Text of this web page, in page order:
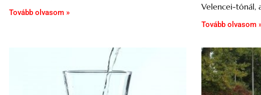
Tovább olvasom »
Velencei-tónál,
Tovább olvasom